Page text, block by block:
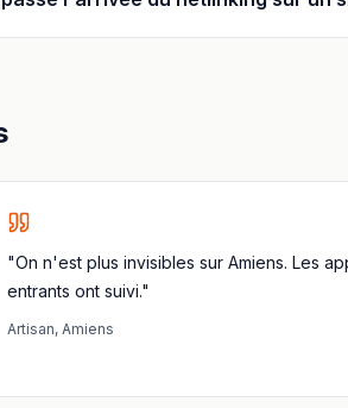
"On n'est plus invisibles sur Amiens. Les
entrants ont suivi."
Artisan, Amiens